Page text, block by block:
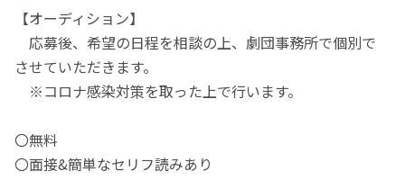
【オーディション】
応募後、希望の日程を相談の上、劇団事務所で個別で
させていただきます。
※コロナ感染対策を取った上で行います。
〇無料
〇面接&簡単なセリフ読みあり